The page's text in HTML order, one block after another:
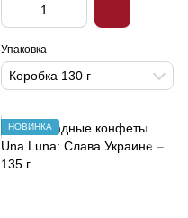
Упаковка
Коробка 130 г
НОВИНКА